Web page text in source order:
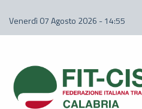
Venerdì 07 Agosto 2026 - 14:55